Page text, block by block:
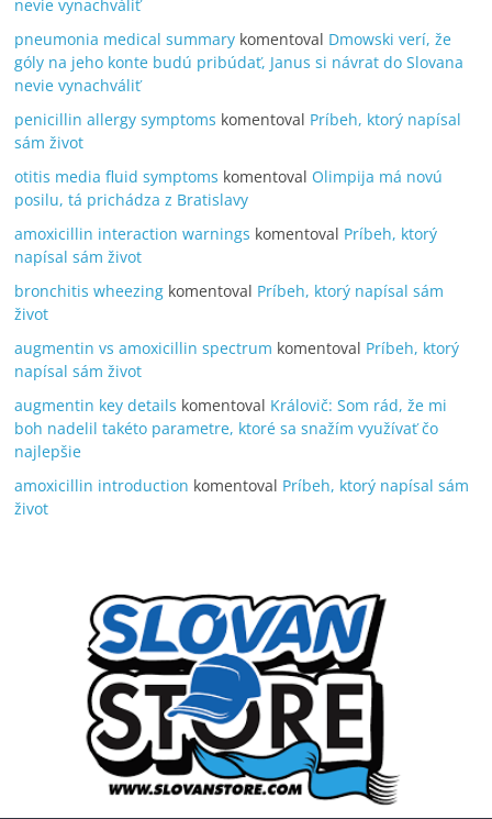
nevie vynachváliť
pneumonia medical summary komentoval Dmowski verí, že
góly na jeho konte budú pribúdať, Janus si návrat do Slovana
nevie vynachváliť
penicillin allergy symptoms komentoval Príbeh, ktorý napísal
sám život
otitis media fluid symptoms komentoval Olimpija má novú
posilu, tá prichádza z Bratislavy
amoxicillin interaction warnings komentoval Príbeh, ktorý
napísal sám život
bronchitis wheezing komentoval Príbeh, ktorý napísal sám
život
augmentin vs amoxicillin spectrum komentoval Príbeh, ktorý
napísal sám život
augmentin key details komentoval Královič: Som rád, že mi
boh nadelil takéto parametre, ktoré sa snažím využívať čo
najlepšie
amoxicillin introduction komentoval Príbeh, ktorý napísal sám
život